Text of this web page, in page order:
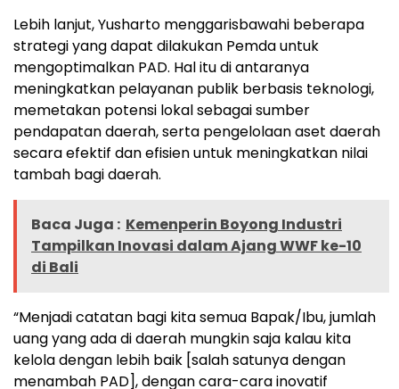
Lebih lanjut, Yusharto menggarisbawahi beberapa
strategi yang dapat dilakukan Pemda untuk
mengoptimalkan PAD. Hal itu di antaranya
meningkatkan pelayanan publik berbasis teknologi,
memetakan potensi lokal sebagai sumber
pendapatan daerah, serta pengelolaan aset daerah
secara efektif dan efisien untuk meningkatkan nilai
tambah bagi daerah.
Baca Juga : Kemenperin Boyong Industri
Tampilkan Inovasi dalam Ajang WWF ke-10
di Bali
“Menjadi catatan bagi kita semua Bapak/Ibu, jumlah
uang yang ada di daerah mungkin saja kalau kita
kelola dengan lebih baik [salah satunya dengan
menambah PAD], dengan cara-cara inovatif